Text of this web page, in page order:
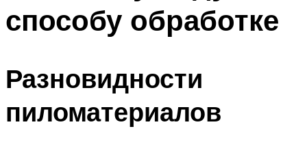
способу обработке
Разновидности
пиломатериалов